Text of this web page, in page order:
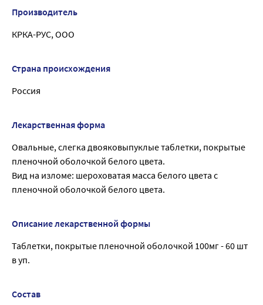
Производитель
КРКА-РУС, ООО
Страна происхождения
Россия
Лекарственная форма
Овальные, слегка двояковыпуклые таблетки, покрытые
пленочной оболочкой белого цвета.
Вид на изломе: шероховатая масса белого цвета с
пленочной оболочкой белого цвета.
Описание лекарственной формы
Таблетки, покрытые пленочной оболочкой 100мг - 60 шт
в уп.
Состав